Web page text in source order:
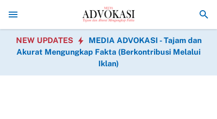
Asintel Satlap Tricakti Beri Penjelasan Terkait
NEW UPDATES
MEDIA ADVOKASI - Tajam dan
Akurat Mengungkap Fakta (Berkontribusi Melalui
Iklan)